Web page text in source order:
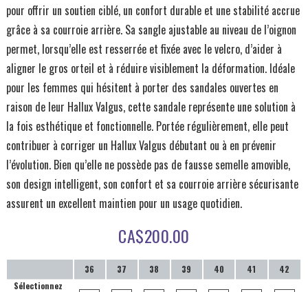
pour offrir un soutien ciblé, un confort durable et une stabilité accrue
grâce à sa courroie arrière. Sa sangle ajustable au niveau de l’oignon
permet, lorsqu’elle est resserrée et fixée avec le velcro, d’aider à
aligner le gros orteil et à réduire visiblement la déformation. Idéale
pour les femmes qui hésitent à porter des sandales ouvertes en
raison de leur Hallux Valgus, cette sandale représente une solution à
la fois esthétique et fonctionnelle. Portée régulièrement, elle peut
contribuer à corriger un Hallux Valgus débutant ou à en prévenir
l’évolution. Bien qu’elle ne possède pas de fausse semelle amovible,
son design intelligent, son confort et sa courroie arrière sécurisante
assurent un excellent maintien pour un usage quotidien.
CA$200.00
36 37 38 39 40 41
42
Sélectionnez